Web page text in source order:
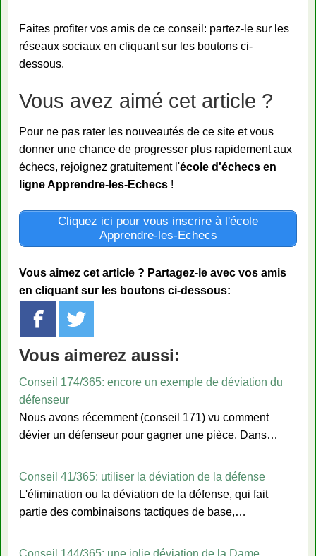
Faites profiter vos amis de ce conseil: partez-le sur les
réseaux sociaux en cliquant sur les boutons ci-
dessous.
Vous avez aimé cet article ?
Pour ne pas rater les nouveautés de ce site et vous
donner une chance de progresser plus rapidement aux
échecs, rejoignez gratuitement l'école d'échecs en
ligne Apprendre-les-Echecs !
Cliquez ici pour vous inscrire à l'école
Apprendre-les-Echecs
Vous aimez cet article ? Partagez-le avec vos amis
en cliquant sur les boutons ci-dessous:
Vous aimerez aussi:
Conseil 174/365: encore un exemple de déviation du
défenseur
Nous avons récemment (conseil 171) vu comment
dévier un défenseur pour gagner une pièce. Dans…
Conseil 41/365: utiliser la déviation de la défense
L'élimination ou la déviation de la défense, qui fait
partie des combinaisons tactiques de base,…